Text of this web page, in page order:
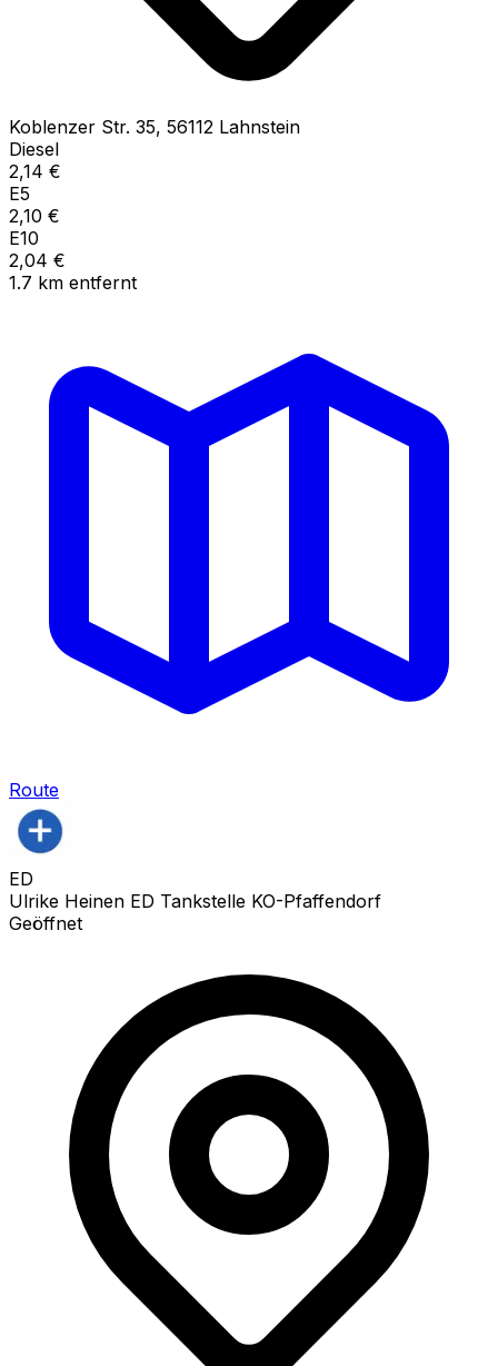
Koblenzer Str. 35, 56112 Lahnstein
Diesel
2,14 €
E5
2,10 €
E10
2,04 €
1.7 km entfernt
Route
ED
Ulrike Heinen ED Tankstelle KO-Pfaffendorf
Geöffnet